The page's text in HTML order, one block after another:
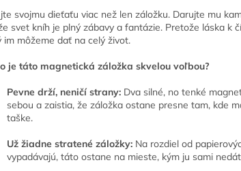
svojmu dieťaťu viac než len záložku. Darujte mu
svet kníh je plný zábavy a fantázie. Pretože láska k
im môžeme dať na celý život.
je táto magnetická záložka skvelou voľbou?
Pevne drží, neničí strany: Dva silné, no tenké
sebou a zaistia, že záložka ostane presne tam, kde
taške.
Už žiadne stratené záložky: Na rozdiel od
vypadávajú, táto ostane na mieste, kým ju sami